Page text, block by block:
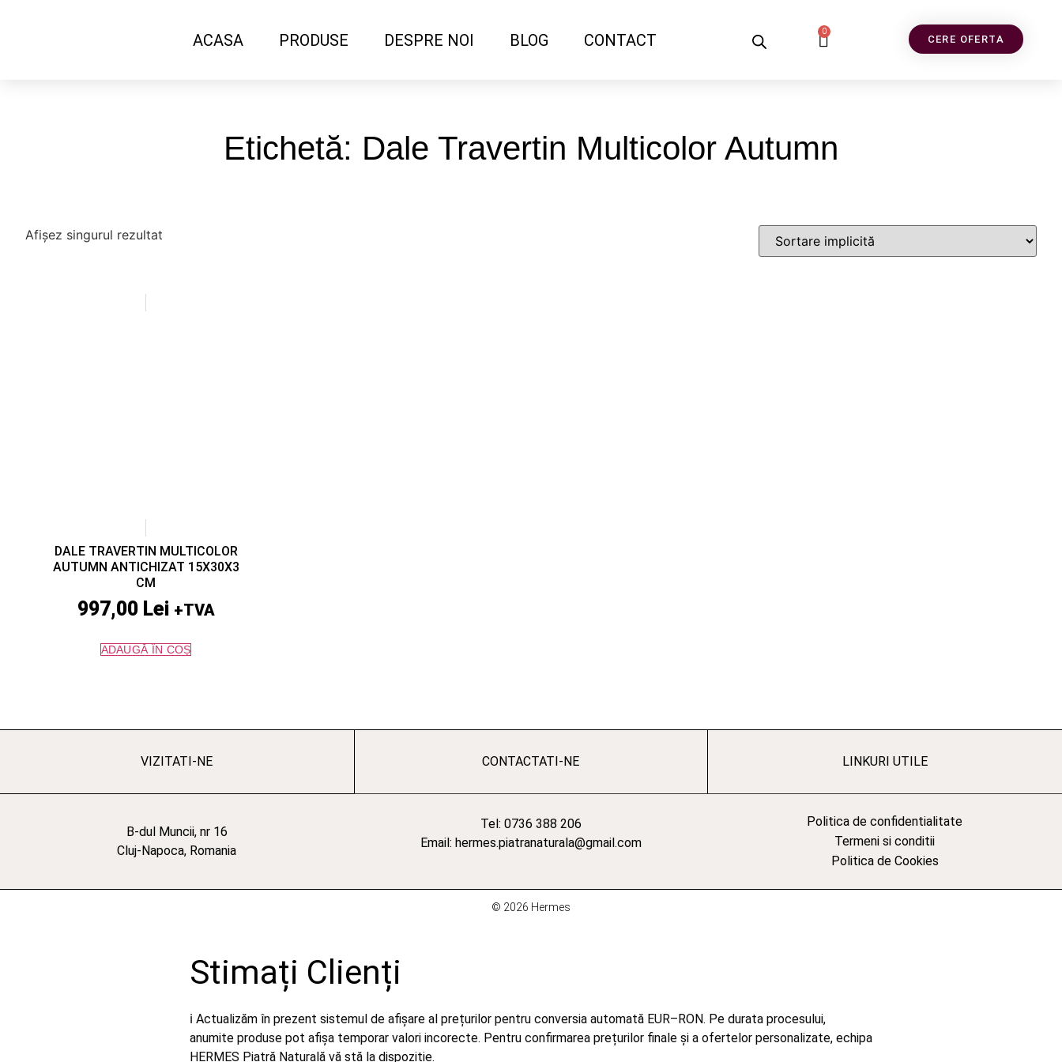
ACASA PRODUSE DESPRE NOI BLOG CONTACT 0
CERE OFERTA
Etichetă: Dale Travertin Multicolor Autumn
Afișez singurul rezultat
DALE TRAVERTIN MULTICOLOR
AUTUMN ANTICHIZAT 15X30X3
CM
997,00 Lei +TVA
ADAUGĂ ÎN COȘ
VIZITATI-NE
B-dul Muncii, nr 16
Cluj-Napoca, Romania
CONTACTATI-NE
Tel: 0736 388 206
Email: hermes.piatranaturala@gmail.com
LINKURI UTILE
Politica de confidentialitate
Termeni si conditii
Politica de Cookies
© 2026 Hermes
Stimați Clienți
ℹ️ Actualizăm în prezent sistemul de afișare al prețurilor pentru conversia automată EUR–RON. Pe durata procesului,
anumite produse pot afișa temporar valori incorecte. Pentru confirmarea prețurilor finale și a ofertelor personalizate, echipa
HERMES Piatră Naturală vă stă la dispoziție.